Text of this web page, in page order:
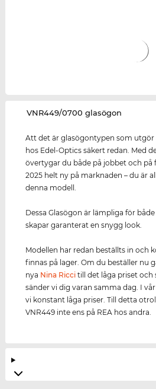
‌VNR449/0700 glasögon
Att det är glasögontypen som utgör
hos Edel-Optics säkert redan. Med
övertygar du både på jobbet och på
2025 helt ny på marknaden – du är
denna modell.
Dessa Glasögon är lämpliga för både
skapar garanterat en snygg look.
Modellen har redan beställts in och
finnas på lager. Om du beställer nu
nya Nina Ricci till det låga priset och
sänder vi dig varan samma dag. I
vi konstant låga priser. Till detta
VNR449 inte ens på REA hos andra.